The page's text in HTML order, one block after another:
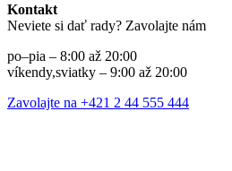
Kontakt
Neviete si dať rady? Zavolajte nám
po–pia – 8:00 až 20:00
víkendy,sviatky – 9:00 až 20:00
Zavolajte na +421 2 44 555 444